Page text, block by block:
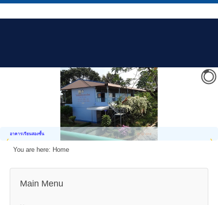
อาคารเรียนสองชั้น
You are here: Home
Main Menu